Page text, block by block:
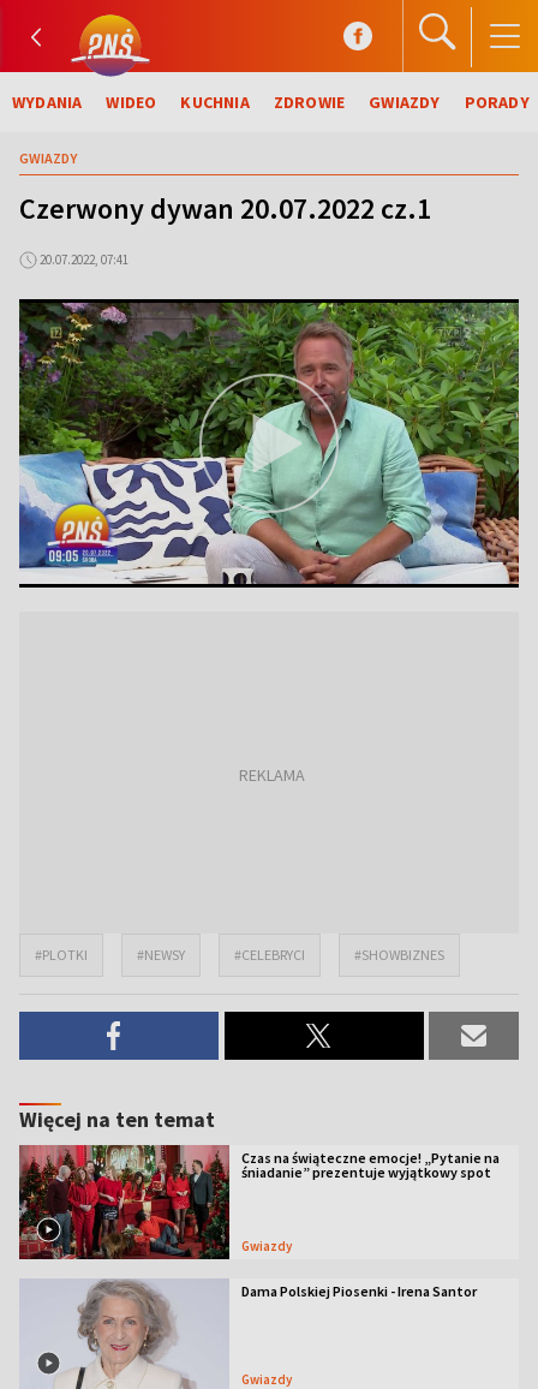
WYDANIA WIDEO KUCHNIA ZDROWIE GWIAZDY PORADY
GWIAZDY
Czerwony dywan 20.07.2022 cz.1
20.07.2022, 07:41
#PLOTKI #NEWSY #CELEBRYCI #SHOWBIZNES
Więcej na ten temat
Czas na świąteczne emocje! „Pytanie na
śniadanie” prezentuje wyjątkowy spot
Gwiazdy
Dama Polskiej Piosenki - Irena Santor
Gwiazdy